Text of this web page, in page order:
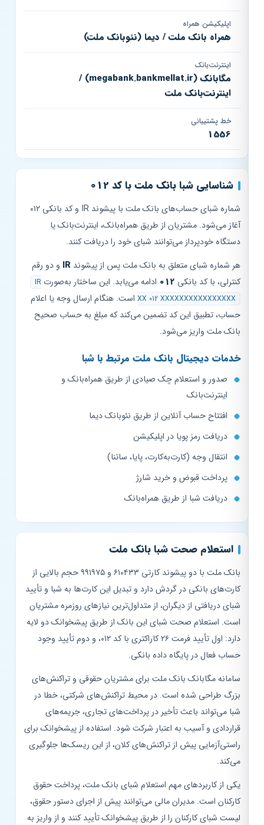
اپلیکیشن همراه
همراه بانک ملت / دیما (نئوبانک ملت)
اینترنت‌بانک
مگابانک (megabank.bankmellat.ir) /
اینترنت‌بانک ملت
خط پشتیبانی
1556
شناسایی شبا بانک ملت با کد 012
شماره شبای حساب‌های بانک ملت با پیشوند IR و کد بانکی ۰۱۲
آغاز می‌شود. مشتریان از طریق همراه‌بانک، اینترنت‌بانک یا
دستگاه خودپرداز می‌توانند شبای خود را دریافت کنند.
هر شماره شبای متعلق به بانک ملت پس از پیشوندIRو دو رقم
کنترلی، با کد بانکی012 ادامه می‌یابد. این ساختار به‌صورتIR
XX 012 XXXXXXXXXXXXXXXXاست. هنگام ارسال وجه یا اعلام
حساب، تطبیق این کد تضمین می‌کند که مبلغ به حساب صحیح
بانک ملت واریز می‌شود.
خدمات دیجیتال بانک ملت مرتبط با شبا
صدور و استعلام چک صیادی از طریق همراه‌بانک و
اینترنت‌بانک
افتتاح حساب آنلاین از طریق نئوبانک دیما
دریافت رمز پویا در اپلیکیشن
انتقال وجه (کارت‌به‌کارت، پایا، ساتنا)
پرداخت قبوض و خرید شارژ
دریافت شبا از طریق همراه‌بانک
استعلام صحت شبا بانک ملت
بانک ملت با دو پیشوند کارتی ۶۱۰۴۳۳ و ۹۹۱۹۷۵ حجم بالایی از
کارت‌های بانکی در گردش دارد و تبدیل این کارت‌ها به شبا و تأیید
شبای دریافتی از دیگران، از متداول‌ترین نیازهای روزمره مشتریان
است. استعلام صحت شبای این بانک از طریق پیشخوانک دو لایه
دارد: اول تأیید فرمت ۲۶ کاراکتری با کد ۰۱۲، و دوم تأیید وجود
حساب فعال در پایگاه داده بانکی.
سامانه مگابانک بانک ملت برای مشتریان حقوقی و تراکنش‌های
بزرگ طراحی شده است. در محیط تراکنش‌های شرکتی، خطا در
شبا می‌تواند باعث تأخیر در پرداخت‌های تجاری، جریمه‌های
قراردادی و آسیب به اعتبار شرکت شود. استفاده از پیشخوانک برای
راستی‌آزمایی پیش از تراکنش‌های کلان، از این ریسک‌ها جلوگیری
می‌کند.
یکی از کاربردهای مهم استعلام شبای بانک ملت، پرداخت حقوق
کارکنان است. مدیران مالی می‌توانند پیش از اجرای دستور حقوق،
لیست شبای کارکنان را از طریق پیشخوانک تأیید کنند و از واریز به